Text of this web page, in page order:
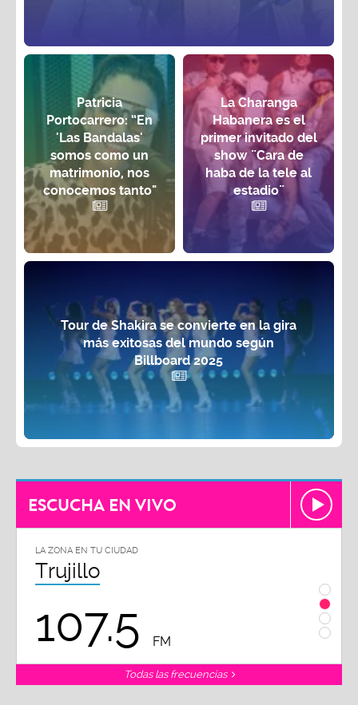
Patricia
Portocarrero: “En
'Las Bandalas'
somos como un
matrimonio, nos
conocemos tanto"
La Charanga
Habanera es el
primer invitado del
show ¨Cara de
haba de la tele al
estadio¨
Tour de Shakira se convierte en la gira
más exitosas del mundo según
Billboard 2025
ESCUCHA EN VIVO
LA ZONA EN TU CIUDAD
Trujillo
107.5 FM
Todas las frecuencias